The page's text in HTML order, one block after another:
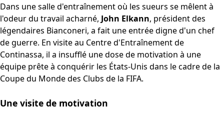
Dans une salle d'entraînement où les sueurs se mêlent à
l'odeur du travail acharné, John Elkann, président des
légendaires Bianconeri, a fait une entrée digne d'un chef
de guerre. En visite au Centre d'Entraînement de
Continassa, il a insufflé une dose de motivation à une
équipe prête à conquérir les États-Unis dans le cadre de la
Coupe du Monde des Clubs de la FIFA.
Une visite de motivation